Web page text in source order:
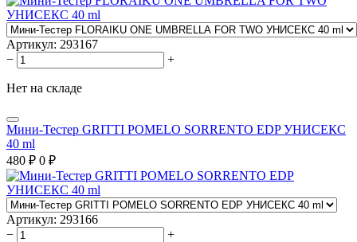
Артикул: 293167
−
+
Нет на складе
Мини-Тестер GRITTI POMELO SORRENTO EDP УНИСЕКС
40 ml
480 ₽ 0 ₽
Артикул: 293166
−
+